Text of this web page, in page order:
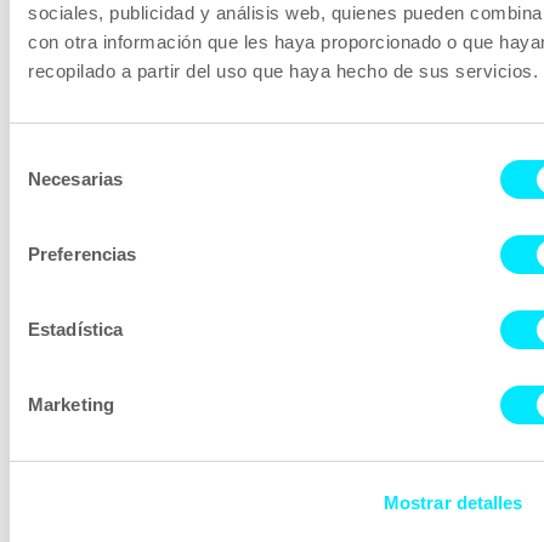
sociales, publicidad y análisis web, quienes pueden
con otra información que les haya proporcionado o que
recopilado a partir del uso que haya hecho de sus servicios.
Necesarias
Preferencias
Estadística
Marketing
Mostrar detalles